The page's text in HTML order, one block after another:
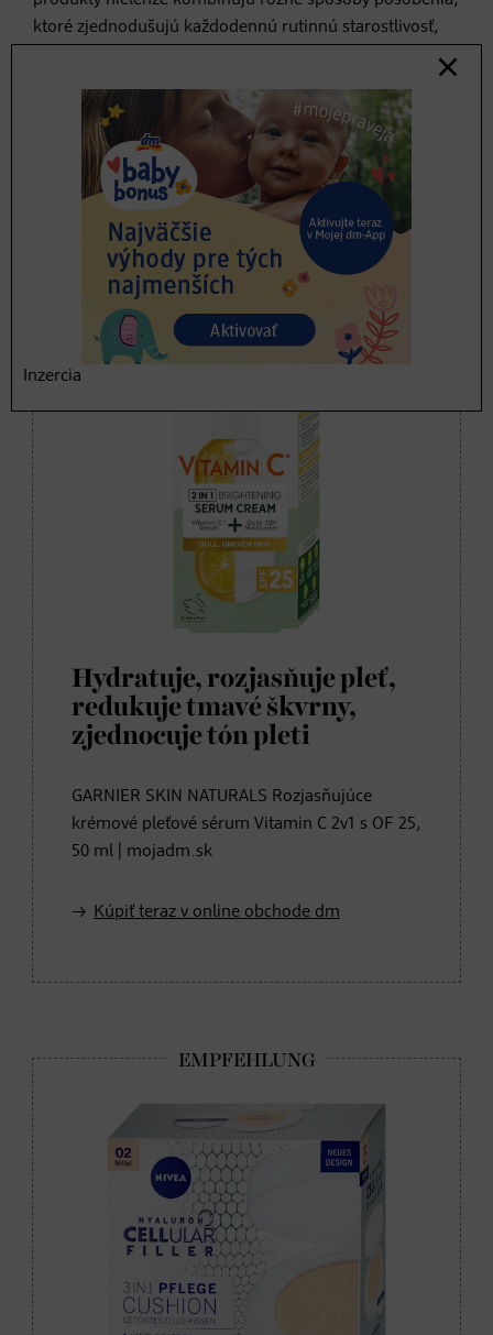
ktoré zjednodušujú každodennú rutinnú starostlivosť,
prostredie.
Hybridná kozmetika v dm
Hydratuje, rozjasňuje pleť,
redukuje tmavé škvrny,
zjednocuje tón pleti
GARNIER SKIN NATURALS Rozjasňujúce
krémové pleťové sérum Vitamin C 2v1 s OF 25,
50 ml | mojadm.sk
Kúpiť teraz v online obchode dm
Inzercia